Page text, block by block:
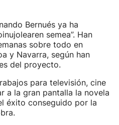
Bernués ya ha
semea”. Han
sobre todo en
y Navarra, según han
del proyecto.
para televisión, cine
a la gran pantalla la novela
éxito conseguido por la